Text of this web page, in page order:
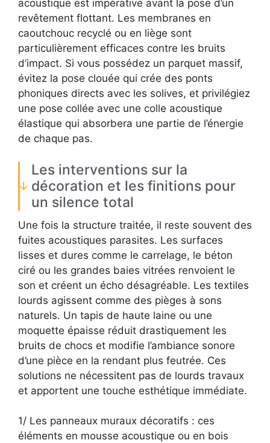
acoustique est impérative avant la pose d’un
revêtement flottant. Les membranes en
caoutchouc recyclé ou en liège sont
particulièrement efficaces contre les bruits
d’impact. Si vous possédez un parquet massif,
évitez la pose clouée qui crée des ponts
phoniques directs avec les solives, et privilégiez
une pose collée avec une colle acoustique
élastique qui absorbera une partie de l’énergie
de chaque pas.
Les interventions sur la
décoration et les finitions pour
un silence total
Une fois la structure traitée, il reste souvent des
fuites acoustiques parasites. Les surfaces
lisses et dures comme le carrelage, le béton
ciré ou les grandes baies vitrées renvoient le
son et créent un écho désagréable. Les textiles
lourds agissent comme des pièges à sons
naturels. Un tapis de haute laine ou une
moquette épaisse réduit drastiquement les
bruits de chocs et modifie l’ambiance sonore
d’une pièce en la rendant plus feutrée. Ces
solutions ne nécessitent pas de lourds travaux
et apportent une touche esthétique immédiate.
1/ Les panneaux muraux décoratifs : ces
éléments en mousse acoustique ou en bois